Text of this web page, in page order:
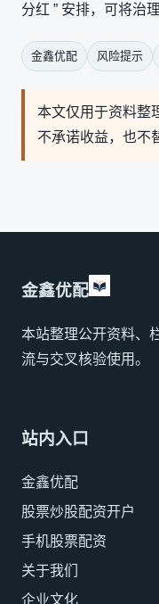
分红 ” 安排，可将治
金鑫优配 风险提示
本文仅用于资料整
不承诺收益，也不
金鑫优配
本站整理公开资料、
流与交叉核验使用。
站内入口
金鑫优配
股票炒股配资开户
手机股票配资
关于我们
企业文化